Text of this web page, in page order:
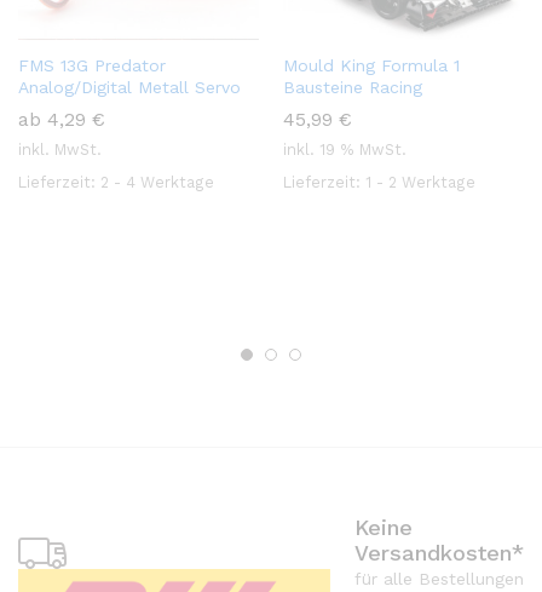
FMS 13G Predator
Analog/Digital Metall Servo
ab 4,29 €
inkl. MwSt.
Lieferzeit: 2 - 4 Werktage
Mould King Formula 1
Bausteine Racing
45,99 €
inkl. 19 % MwSt.
Lieferzeit: 1 - 2 Werktage
Keine
Versandkosten*
für alle Bestellungen